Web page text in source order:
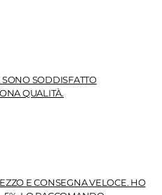
SODDISFATTO
QUALITÀ.
E CONSEGNA VELOCE. HO